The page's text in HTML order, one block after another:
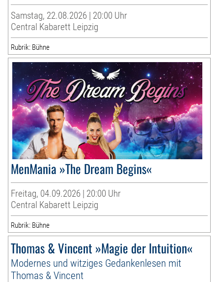
Samstag, 22.08.2026 | 20:00 Uhr
Central Kabarett Leipzig
Rubrik: Bühne
MenMania »The Dream Begins«
Freitag, 04.09.2026 | 20:00 Uhr
Central Kabarett Leipzig
Rubrik: Bühne
Thomas & Vincent »Magie der Intuition«
Modernes und witziges Gedankenlesen mit
Thomas & Vincent